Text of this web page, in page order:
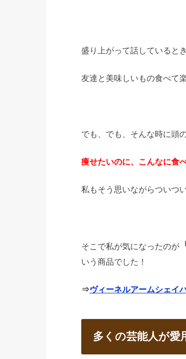
盛り上がって話しているとき
友達と美味しいもの食べて
でも、でも、そんな時に頭
痩せたいのに、こんなに食
私もそう思いながらついつ
そこで私が気になったのが
いう商品でした！
⇒ヴィーネルアームシェイ
多くの芸能人が愛